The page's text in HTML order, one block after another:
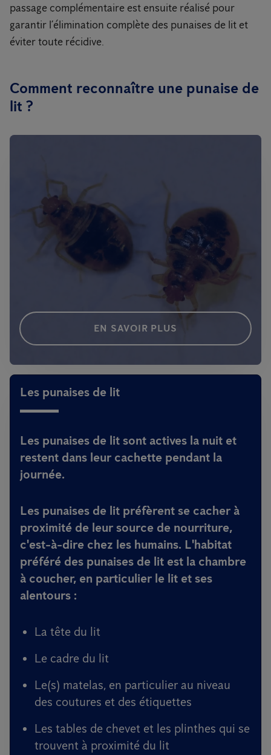
passage complémentaire est ensuite réalisé pour
garantir l’élimination complète des punaises de lit et
éviter toute récidive.
Comment reconnaître une punaise de
lit ?
EN SAVOIR PLUS
Les punaises de lit
Les punaises de lit sont actives la nuit et
restent dans leur cachette pendant la
journée.
Les punaises de lit préfèrent se cacher à
proximité de leur source de nourriture,
c'est-à-dire chez les humains. L'habitat
préféré des punaises de lit est la chambre
à coucher, en particulier le lit et ses
alentours :
La tête du lit
Le cadre du lit
Le(s) matelas, en particulier au niveau
des coutures et des étiquettes
Les tables de chevet et les plinthes qui se
trouvent à proximité du lit